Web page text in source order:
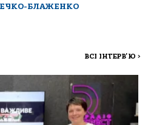
БЛАЖЕНКО
ВСІ ІНТЕРВ'Ю >